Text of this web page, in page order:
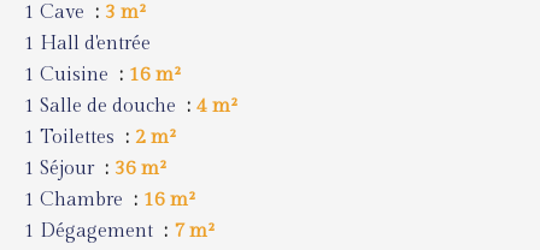
1 Cave
3 m²
1 Hall d'entrée
1 Cuisine
16 m²
1 Salle de douche
4 m²
1 Toilettes
2 m²
1 Séjour
36 m²
1 Chambre
16 m²
1 Dégagement
7 m²